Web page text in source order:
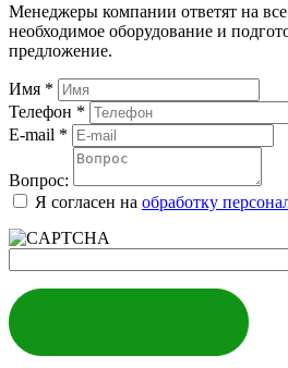
Менеджеры компании ответят на
необходимое оборудование и
предложение.
Имя *
Телефон *
E-mail *
Вопрос:
Я согласен на обработку